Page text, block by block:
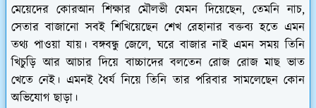
মেয়েদের কোরআন শিক্ষার মৌলভী যেমন দিয়েছেন, তেমনি নাচ,
সেতার বাজানো সবই শিখিয়েছেন শেখ রেহানার বক্তব্য হতে এমন
তথ্য পাওয়া যায়। বঙ্গবন্ধু জেলে, ঘরে বাজার নাই এমন সময় তিনি
খিচুড়ি আর আচার দিয়ে বাচ্চাদের বলতেন রোজ রোজ মাছ ভাত
খেতে নেই। এমনই ধৈর্য নিয়ে তিনি তার পরিবার সামলেছেন কোন
অভিযোগ ছাড়া।